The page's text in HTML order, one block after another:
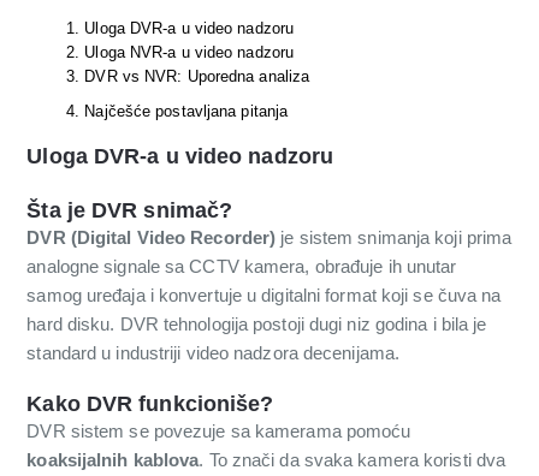
Uloga DVR-a u video nadzoru
Uloga NVR-a u video nadzoru
DVR vs NVR: Uporedna analiza
Najčešće postavljana pitanja
Uloga DVR-a u video nadzoru
Šta je DVR snimač?
DVR (Digital Video Recorder) je sistem snimanja koji prima
analogne signale sa CCTV kamera, obrađuje ih unutar
samog uređaja i konvertuje u digitalni format koji se čuva na
hard disku. DVR tehnologija postoji dugi niz godina i bila je
standard u industriji video nadzora decenijama.
Kako DVR funkcioniše?
DVR sistem se povezuje sa kamerama pomoću
koaksijalnih kablova. To znači da svaka kamera koristi dva